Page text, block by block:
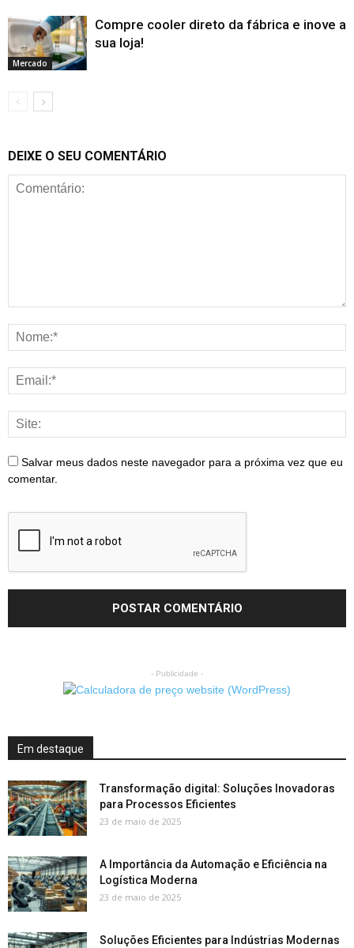
Mercado
Compre cooler direto da fábrica e inove a
sua loja!
DEIXE O SEU COMENTÁRIO
Salvar meus dados neste navegador para a próxima vez que eu
comentar.
- Publicidade -
Em destaque
Transformação digital: Soluções Inovadoras
para Processos Eficientes
23 de maio de 2025
A Importância da Automação e Eficiência na
Logística Moderna
23 de maio de 2025
Soluções Eficientes para Indústrias Modernas